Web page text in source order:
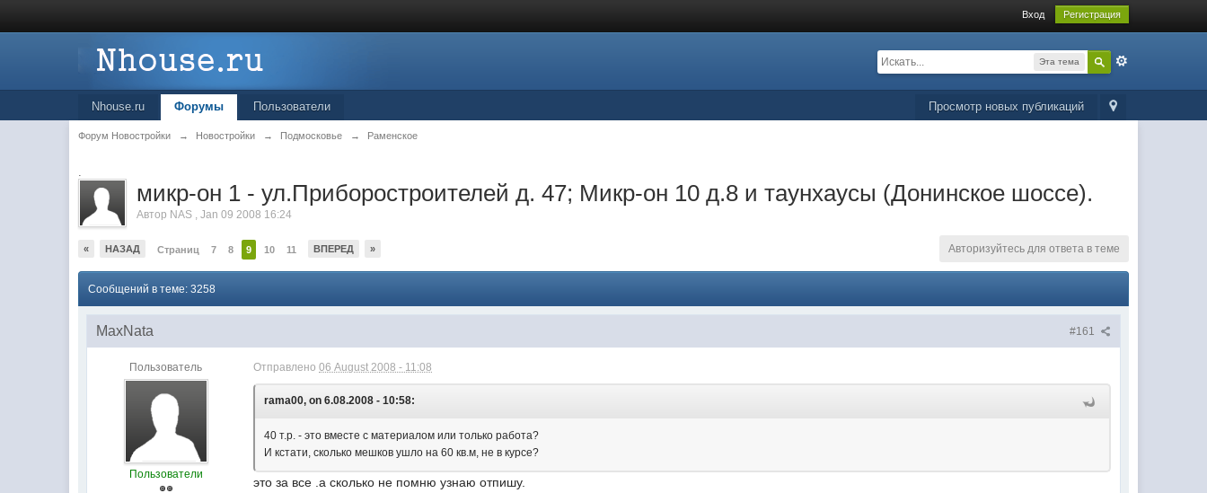
Вход Регистрация
Эта тема
Просмотр новых публикаций
Nhouse.ru Форумы Пользователи
Форум Новостройки → Новостройки → Подмосковье → Раменское
.
микр-он 1 - ул.Приборостроителей д. 47; Микр-он 10 д.8 и таунхаусы (Донинское шоссе).
Автор NAS ,Jan 09 2008 16:24
« НАЗАД Страниц 7 8 9 10 11 ВПЕРЕД » Авторизуйтесь для ответа в теме
Сообщений в теме: 3258
#161
MaxNata
Пользователь
Пользователи
Отправлено06 August 2008 - 11:08
rama00, on 6.08.2008 - 10:58:
40 т.р. - это вместе с материалом или только работа?
И кстати, сколько мешков ушло на 60 кв.м, не в курсе?
это за все .а сколько не помню узнаю отпишу.